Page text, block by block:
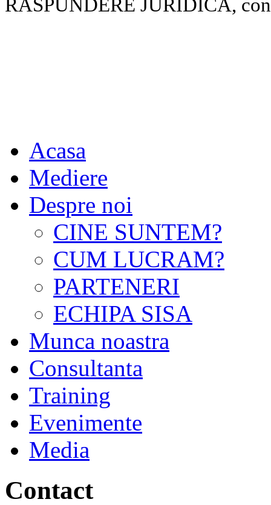
RASPUNDERE JURIDICA,
Acasa
Mediere
Despre noi
CINE SUNTEM?
CUM LUCRAM?
PARTENERI
ECHIPA SISA
Munca noastra
Consultanta
Training
Evenimente
Media
Contact